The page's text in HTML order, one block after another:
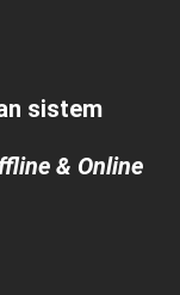
sistem
& Online